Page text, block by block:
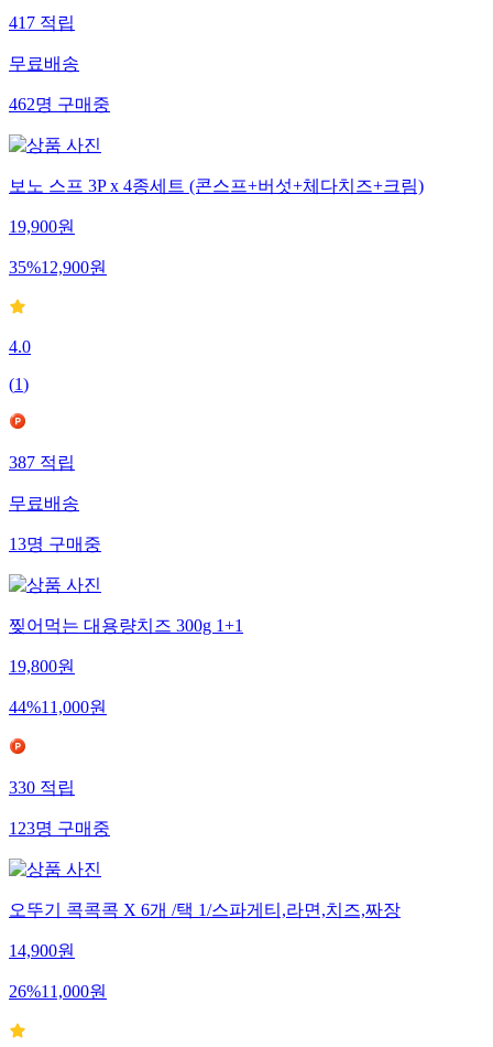
417 적립
무료배송
462명 구매중
보노 스프 3P x 4종세트 (콘스프+버섯+체다치즈+크림)
19,900원
35%12,900원
4.0
(1)
387 적립
무료배송
13명 구매중
찢어먹는 대용량치즈 300g 1+1
19,800원
44%11,000원
330 적립
123명 구매중
오뚜기 콕콕콕 X 6개 /택 1/스파게티,라면,치즈,짜장
14,900원
26%11,000원